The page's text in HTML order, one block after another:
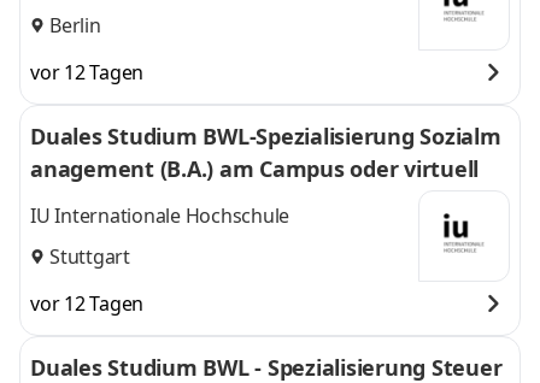
Berlin
vor 12 Tagen
Duales Studium BWL-Spezialisierung Sozialm
anagement (B.A.) am Campus oder virtuell
IU Internationale Hochschule
Stuttgart
vor 12 Tagen
Duales Studium BWL - Spezialisierung Steuer